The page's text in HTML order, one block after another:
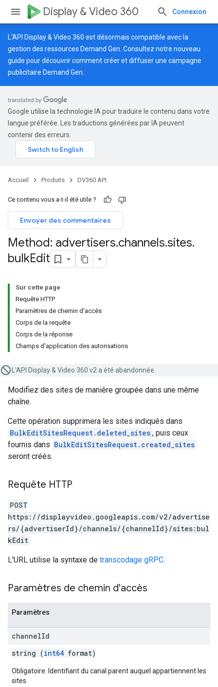
Display & Video 360 Connexion
L'API Display & Video 360 est désormais compatible avec la
gestion des ressources Demand Gen. Consultez notre nouveau
guide pour découvrir comment créer et diffuser une campagne
publicitaire Demand Gen.
Google utilise la technologie IA pour traduire le contenu dans votre
langue préférée. Les traductions générées par IA peuvent
contenir des erreurs.
Accueil Produits DV360 API
Ce contenu vous a-t-il été utile ?
Envoyer des commentaires
Method: advertisers.channels.sites.
bulkEdit
Sur cette page
Requête HTTP
Paramètres de chemin d'accès
Corps de la requête
Corps de la réponse
Champs d'application des autorisations
L'API Display & Video 360 v2 a été abandonnée.
Modifiez des sites de manière groupée dans une même
chaîne.
Cette opération supprimera les sites indiqués dans
BulkEditSitesRequest.deleted_sites , puis ceux
fournis dans BulkEditSitesRequest.created_sites
seront créés.
Requête HTTP
POST
https://displayvideo.googleapis.com/v2/advertise
rs/{advertiserId}/channels/{channelId}/sites:bul
kEdit
L'URL utilise la syntaxe de transcodage gRPC.
Paramètres de chemin d'accès
Paramètres
channelId
string (int64 format)
Obligatoire. Identifiant du canal parent auquel appartiennent les
sites.